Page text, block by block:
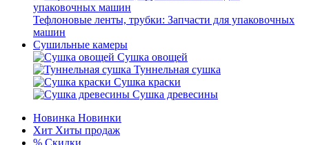
Тефлоновые ленты, трубки: Запчасти для упаковочных
машин
Сушильные камеры
Сушка овощей
Туннельная сушка
Сушка краски
Сушка древесины
Новинка Новинки
Хит Хиты продаж